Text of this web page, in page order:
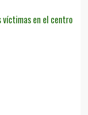
víctimas en el centro